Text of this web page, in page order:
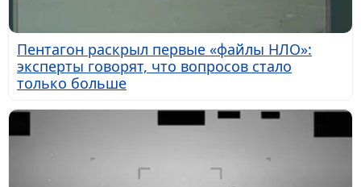
Пентагон раскрыл первые «файлы НЛО»:
эксперты говорят, что вопросов стало
только больше